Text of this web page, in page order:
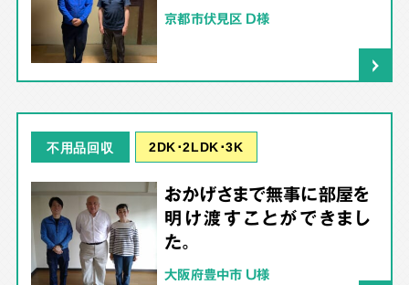
京都市伏見区 D様
不用品回収 2DK･2LDK･3K
おかげさまで無事に部屋を
明け渡すことができまし
た。
大阪府豊中市 U様